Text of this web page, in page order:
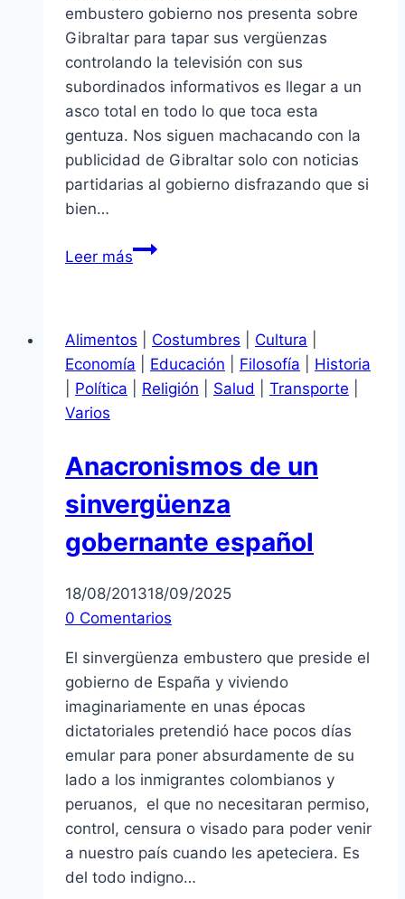
embustero gobierno nos presenta sobre
Gibraltar para tapar sus vergüenzas
controlando la televisión con sus
subordinados informativos es llegar a un
asco total en todo lo que toca esta
gentuza. Nos siguen machacando con la
publicidad de Gibraltar solo con noticias
partidarias al gobierno disfrazando que si
bien…
Leer másTV1
Alimentos
Costumbres Cultura
Economía
Educación Filosofía
Historia
Política Religión Salud Transporte
Varios
Anacronismos de un
sinvergüenza
gobernante español
18/08/201318/09/2025
0 Comentarios
El sinvergüenza embustero que preside el
gobierno de España y viviendo
imaginariamente en unas épocas
dictatoriales pretendió hace pocos días
emular para poner absurdamente de su
lado a los inmigrantes colombianos y
peruanos, el que no necesitaran permiso,
control, censura o visado para poder venir
a nuestro país cuando les apeteciera. Es
del todo indigno…